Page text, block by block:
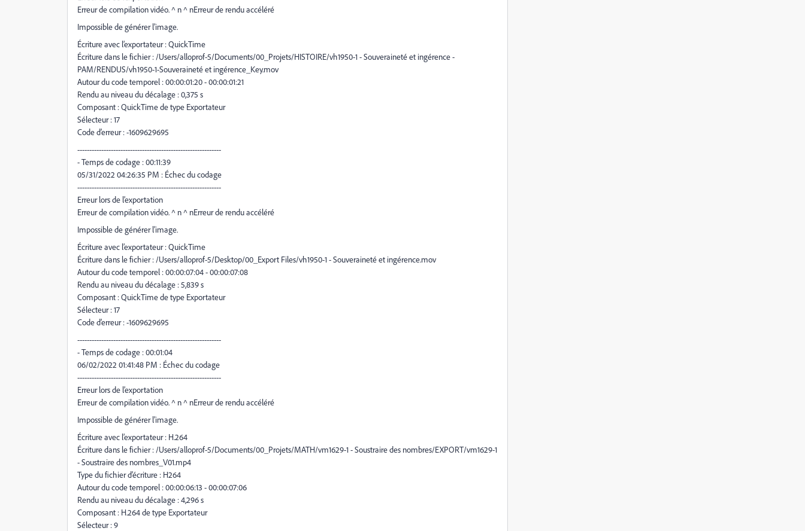
Erreur de compilation vidéo. ^ n ^ nErreur de rendu accéléré
Impossible de générer l’image.
Écriture avec l’exportateur : QuickTime
Écriture dans le fichier : /Users/alloprof-5/Documents/00_Projets/HISTOIRE/vh1950-1 - Souveraineté et ingérence -
PAM/RENDUS/vh1950-1-Souveraineté et ingérence_Key.mov
Autour du code temporel : 00:00:01:20 - 00:00:01:21
Rendu au niveau du décalage : 0,375 s
Composant : QuickTime de type Exportateur
Sélecteur : 17
Code d’erreur : -1609629695
------------------------------------------------------------
- Temps de codage : 00:11:39
05/31/2022 04:26:35 PM : Échec du codage
------------------------------------------------------------
Erreur lors de l’exportation
Erreur de compilation vidéo. ^ n ^ nErreur de rendu accéléré
Impossible de générer l’image.
Écriture avec l’exportateur : QuickTime
Écriture dans le fichier : /Users/alloprof-5/Desktop/00_Export Files/vh1950-1 - Souveraineté et ingérence.mov
Autour du code temporel : 00:00:07:04 - 00:00:07:08
Rendu au niveau du décalage : 5,839 s
Composant : QuickTime de type Exportateur
Sélecteur : 17
Code d’erreur : -1609629695
------------------------------------------------------------
- Temps de codage : 00:01:04
06/02/2022 01:41:48 PM : Échec du codage
------------------------------------------------------------
Erreur lors de l’exportation
Erreur de compilation vidéo. ^ n ^ nErreur de rendu accéléré
Impossible de générer l’image.
Écriture avec l’exportateur : H.264
Écriture dans le fichier : /Users/alloprof-5/Documents/00_Projets/MATH/vm1629-1 - Soustraire des nombres/EXPORT/vm1629-1
- Soustraire des nombres_V01.mp4
Type du fichier d’écriture : H264
Autour du code temporel : 00:00:06:13 - 00:00:07:06
Rendu au niveau du décalage : 4,296 s
Composant : H.264 de type Exportateur
Sélecteur : 9